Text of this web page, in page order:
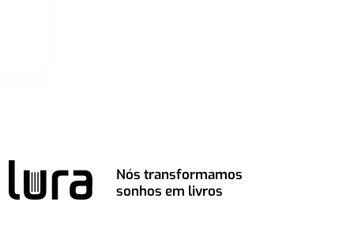
Nós transformamos
sonhos em livros